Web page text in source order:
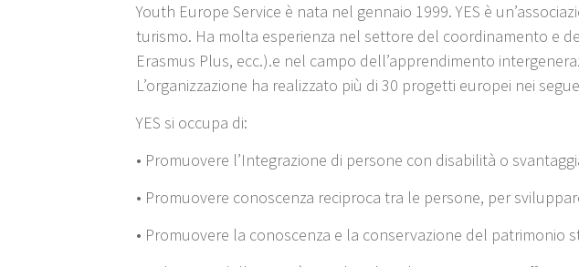
Youth Europe Service è nata nel gennaio 1999. YES è
turismo. Ha molta esperienza nel settore del coordinamento e
Erasmus Plus, ecc.).e nel campo dell’apprendimento
L’organizzazione ha realizzato più di 30 progetti europei nei
YES si occupa di:
• Promuovere l’Integrazione di persone con disabilità o
• Promuovere conoscenza reciproca tra le persone, per
• Promuovere la conoscenza e la conservazione del patrimonio